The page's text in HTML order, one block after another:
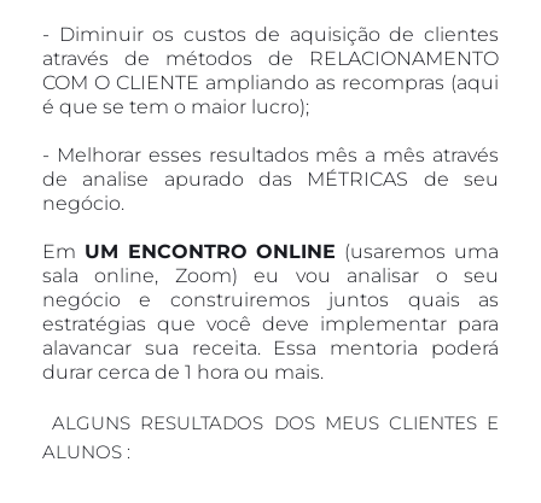
- Diminuir os custos de aquisição de clientes
através de métodos de RELACIONAMENTO
COM O CLIENTE ampliando as recompras (aqui
é que se tem o maior lucro);
- Melhorar esses resultados mês a mês através
de analise apurado das MÉTRICAS de seu
negócio.
Em UM ENCONTRO ONLINE (usaremos uma
sala online, Zoom) eu vou analisar o seu
negócio e construiremos juntos quais as
estratégias que você deve implementar para
alavancar sua receita. Essa mentoria poderá
durar cerca de 1 hora ou mais.
ALGUNS RESULTADOS DOS MEUS CLIENTES E
ALUNOS :